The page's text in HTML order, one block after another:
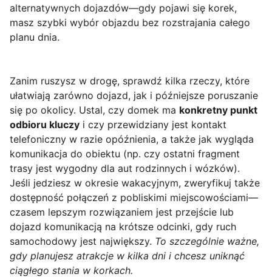
alternatywnych dojazdów—gdy pojawi się korek,
masz szybki wybór objazdu bez rozstrajania całego
planu dnia.
Zanim ruszysz w drogę, sprawdź kilka rzeczy, które
ułatwiają zarówno dojazd, jak i późniejsze poruszanie
się po okolicy. Ustal, czy domek ma konkretny punkt
odbioru kluczy i czy przewidziany jest kontakt
telefoniczny w razie opóźnienia, a także jak wygląda
komunikacja do obiektu (np. czy ostatni fragment
trasy jest wygodny dla aut rodzinnych i wózków).
Jeśli jedziesz w okresie wakacyjnym, zweryfikuj także
dostępność połączeń z pobliskimi miejscowościami—
czasem lepszym rozwiązaniem jest przejście lub
dojazd komunikacją na krótsze odcinki, gdy ruch
samochodowy jest największy. To szczególnie ważne,
gdy planujesz atrakcje w kilka dni i chcesz uniknąć
ciągłego stania w korkach.